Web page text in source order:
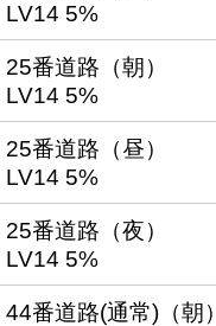
LV14 5%
25番道路（朝）
LV14 5%
25番道路（昼）
LV14 5%
25番道路（夜）
LV14 5%
44番道路(通常)（朝）